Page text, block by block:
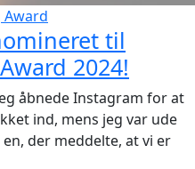
Award
til
2024!
åbnede Instagram for at
ind, mens jeg var ude
der meddelte, at vi er